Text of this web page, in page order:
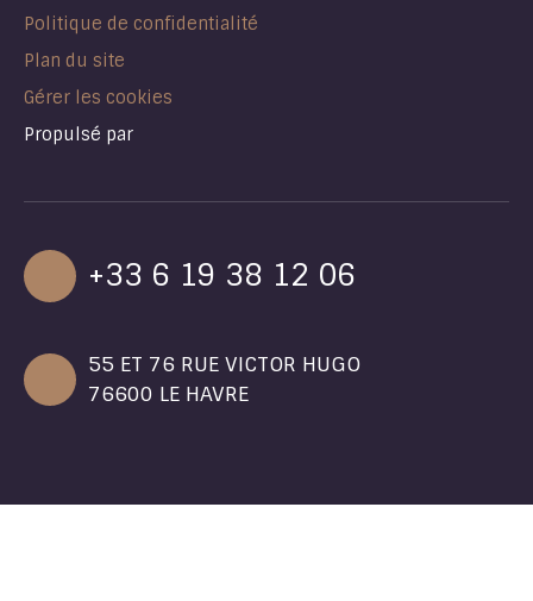
Politique de confidentialité
Plan du site
Gérer les cookies
Propulsé par
+33 6 19 38 12 06
55 ET 76 RUE VICTOR HUGO
76600 LE HAVRE